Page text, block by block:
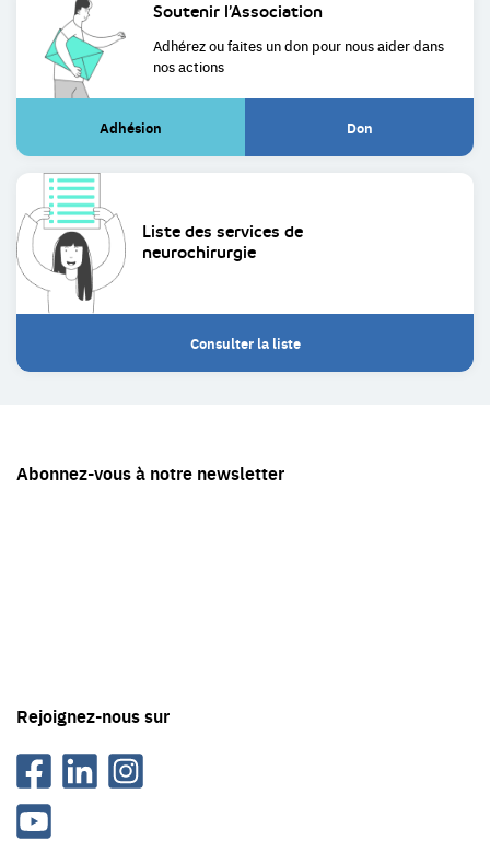
Soutenir l’Association
Adhérez ou faites un don pour nous aider dans
nos actions
Adhésion
(Lien Don
(Lien
Liste des services de
neurochirurgie
Consulter la liste
Rejoignez-nous sur
FacebookLinkedinInstagram
Youtube
Abonnez-vous à notre newsletter